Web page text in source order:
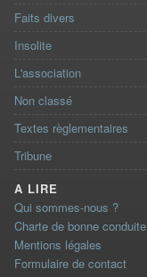
Faits divers
Insolite
L'association
Non classé
Textes règlementaires
Tribune
A LIRE
Qui sommes-nous ?
Charte de bonne conduite
Mentions légales
Formulaire de contact